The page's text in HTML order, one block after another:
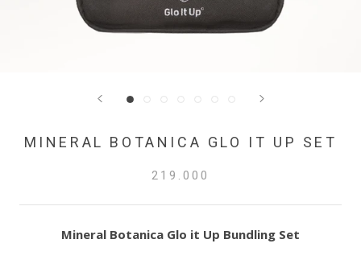
MINERAL BOTANICA GLO IT UP SET
219.000
Mineral Botanica Glo it Up Bundling Set